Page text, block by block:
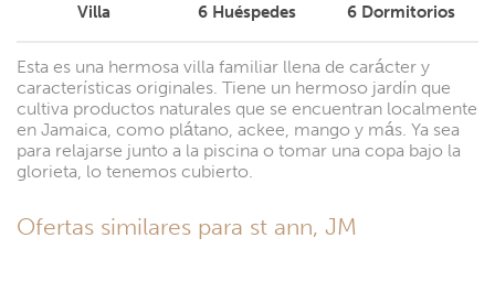
Villa 6 Huéspedes 6 Dormitorios
Esta es una hermosa villa familiar llena de carácter y
características originales. Tiene un hermoso jardín que
cultiva productos naturales que se encuentran localmente
en Jamaica, como plátano, ackee, mango y más. Ya sea
para relajarse junto a la piscina o tomar una copa bajo la
glorieta, lo tenemos cubierto.
Ofertas similares para st ann, JM